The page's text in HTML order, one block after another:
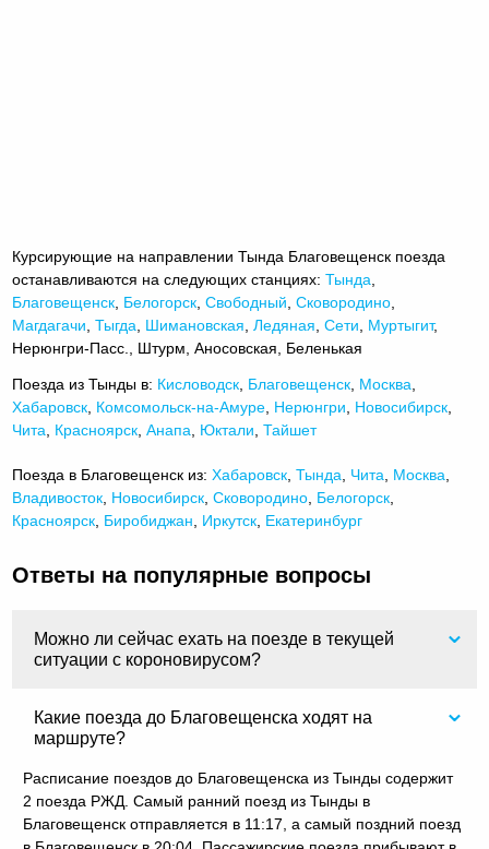
Курсирующие на направлении Тында Благовещенск поезда
останавливаются на следующих станциях:Тында
Благовещенск Белогорск ,Свободный ,Сковородино
Магдагачи ,Тыгда Шимановская ,Ледяная ,Сети Муртыгит,
Нерюнгри-Пасс., Штурм, Аносовская, Беленькая
Поезда из Тынды в: Кисловодск Благовещенск Москва
Хабаровск Комсомольск-на-Амуре Нерюнгри Новосибирск
Чита
Красноярск ,Анапа Юктали ,Тайшет
Поезда в Благовещенск из:Хабаровск ,Тында Чита Москва
Владивосток Новосибирск ,Сковородино Белогорск
Красноярск Биробиджан Иркутск Екатеринбург
Ответы на популярные вопросы
Можно ли сейчас ехать на поезде в текущей
ситуации с короновирусом?
Какие поезда до Благовещенска ходят на
маршруте?
Расписание поездов до Благовещенска из Тынды содержит
2 поезда РЖД. Самый ранний поезд из Тынды в
Благовещенск отправляется в 11:17, а самый поздний поезд